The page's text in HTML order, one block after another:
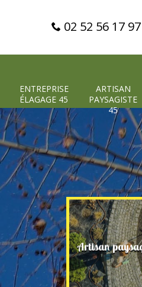
02 52 56 17 97
ENTREPRISE
ÉLAGAGE 45
ARTISAN
PAYSAGISTE
45
45 Artisan